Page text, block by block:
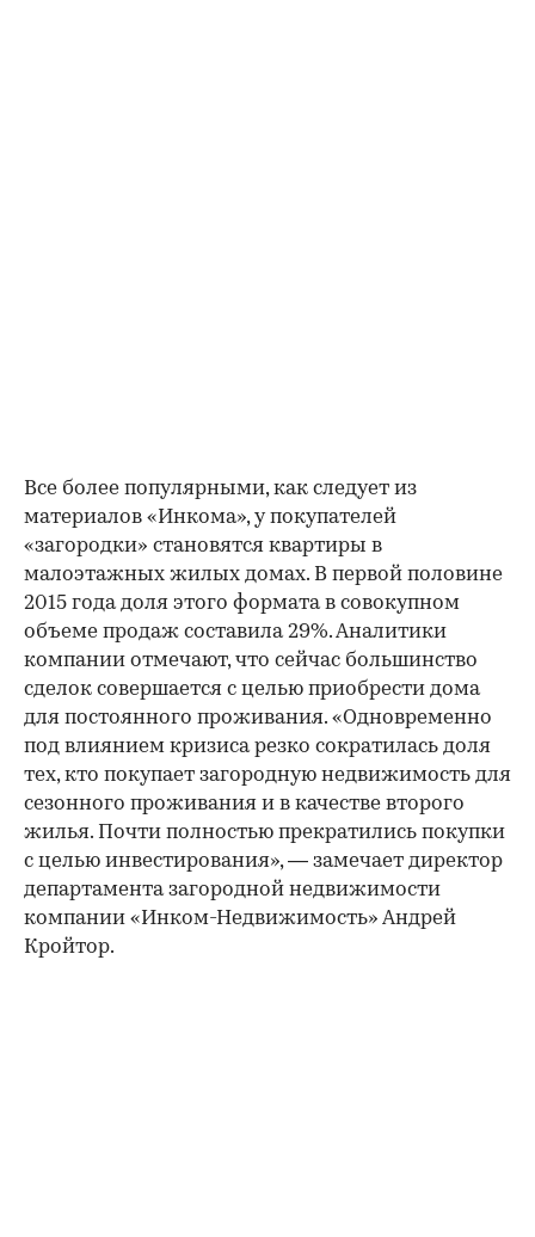
Все более популярными, как следует из
материалов «Инкома», у покупателей
«загородки» становятся квартиры в
малоэтажных жилых домах. В первой половине
2015 года доля этого формата в совокупном
объеме продаж составила 29%. Аналитики
компании отмечают, что сейчас большинство
сделок совершается с целью приобрести дома
для постоянного проживания. «Одновременно
под влиянием кризиса резко сократилась доля
тех, кто покупает загородную недвижимость для
сезонного проживания и в качестве второго
жилья. Почти полностью прекратились покупки
с целью инвестирования», — замечает директор
департамента загородной недвижимости
компании «Инком-Недвижимость» Андрей
Кройтор.